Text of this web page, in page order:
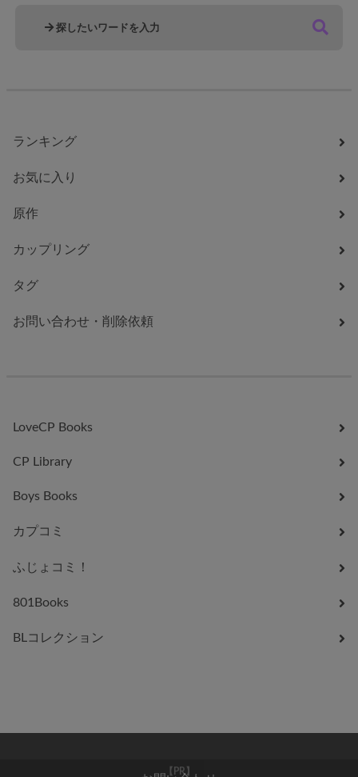
ランキング
お気に入り
原作
カップリング
タグ
お問い合わせ・削除依頼
LoveCP Books
CP Library
Boys Books
カプコミ
ふじょコミ！
801Books
BLコレクション